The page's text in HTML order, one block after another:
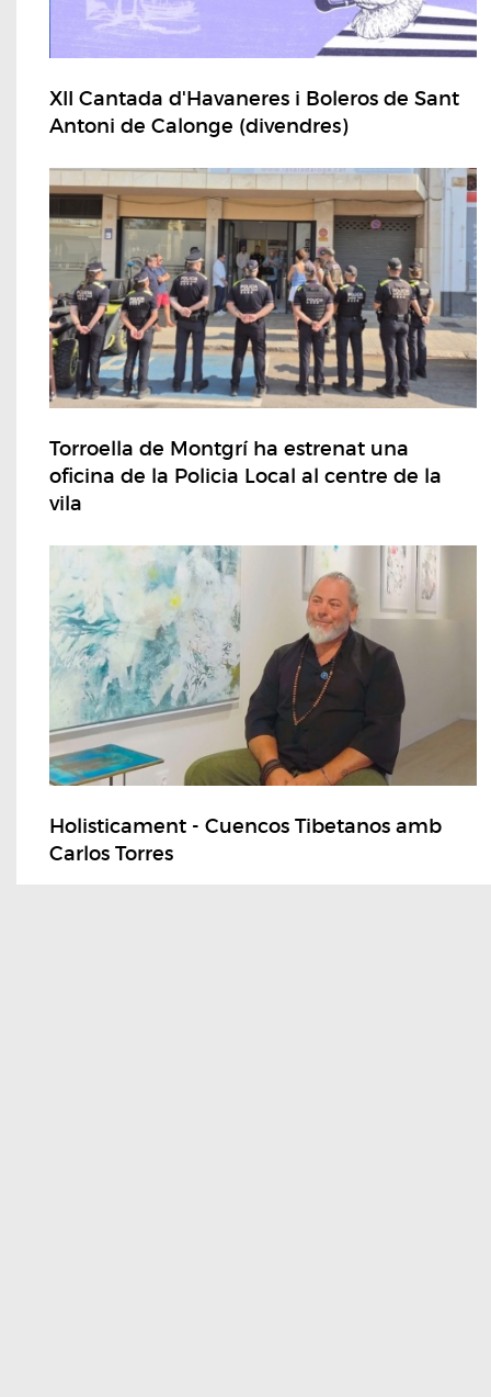
XII Cantada d'Havaneres i Boleros de Sant
Antoni de Calonge (divendres)
Torroella de Montgrí ha estrenat una
oficina de la Policia Local al centre de la
vila
Holisticament - Cuencos Tibetanos amb
Carlos Torres